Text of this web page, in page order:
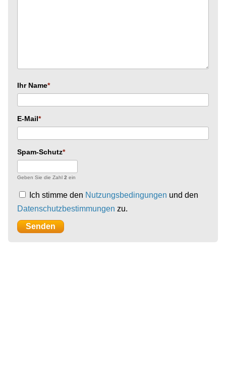
Ihr Name
E-Mail
Spam-Schutz
Geben Sie die Zahl 2 ein
Ich stimme den Nutzungsbedingungen und den
Datenschutzbestimmungen zu.